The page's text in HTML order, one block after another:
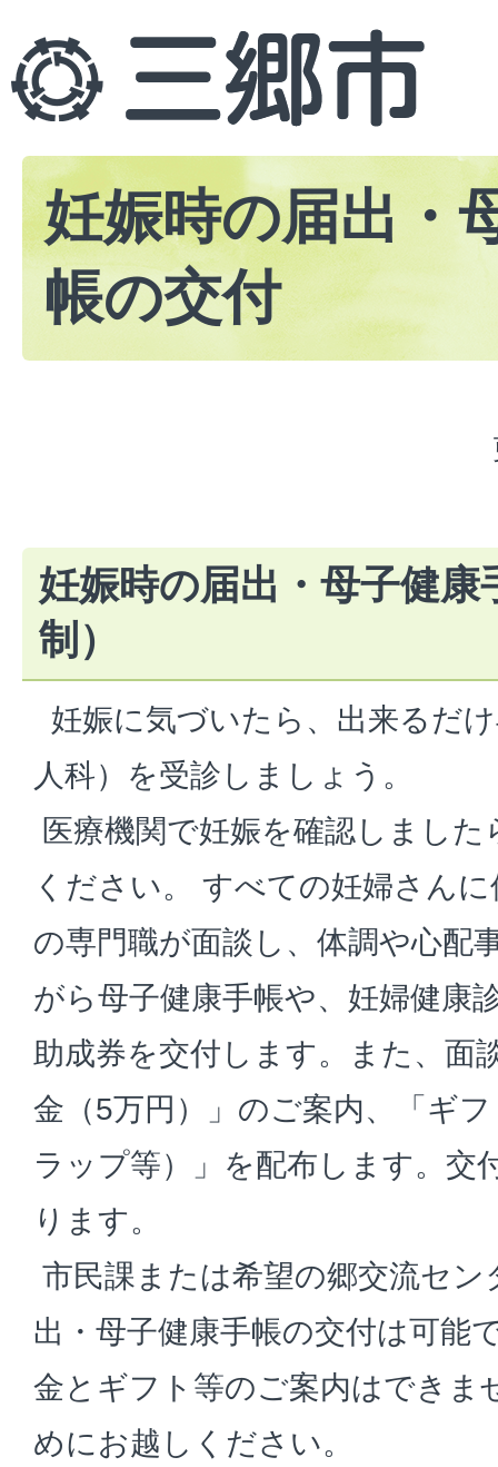
妊娠時の届出・
帳の交付
妊娠時の届出・母子健康
制）
妊娠に気づいたら、出来るだ
人科）を受診しましょう。
医療機関で妊娠を確認しまし
ください。 すべての妊婦さん
の専門職が面談し、体調や心配
がら母子健康手帳や、妊婦健康
助成券を交付します。また、面
金（5万円）」のご案内、「ギ
ラップ等）」を配布します。交
ります。
市民課または希望の郷交流セン
出・母子健康手帳の交付は可能
金とギフト等のご案内はできま
めにお越しください。